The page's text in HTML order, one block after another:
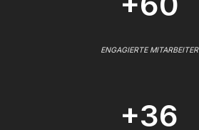
ENGAGIERTE MITARBEITER
+36